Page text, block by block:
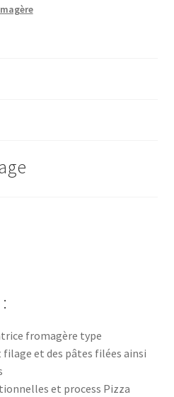
fromagère type
et des pâtes filées ainsi
et process Pizza